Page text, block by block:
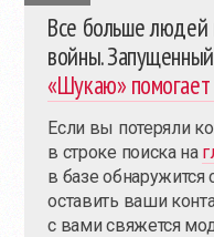
Все больше людей
войны.
«Шукаю»
Если вы потеряли
в строке поиска на
в базе
оставить ваши
с вами свяжется